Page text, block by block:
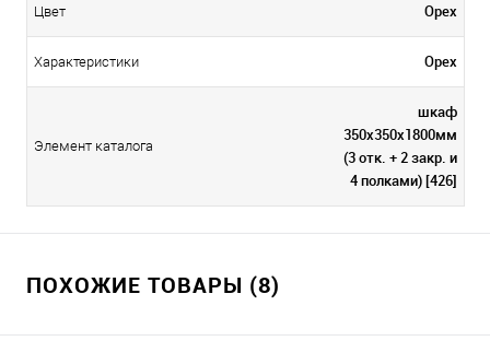
Цвет Орех
Характеристики Орех
Элемент каталога
шкаф
350х350х1800мм
(3 отк. + 2 закр. и
4 полками) [426]
ПОХОЖИЕ ТОВАРЫ (8)